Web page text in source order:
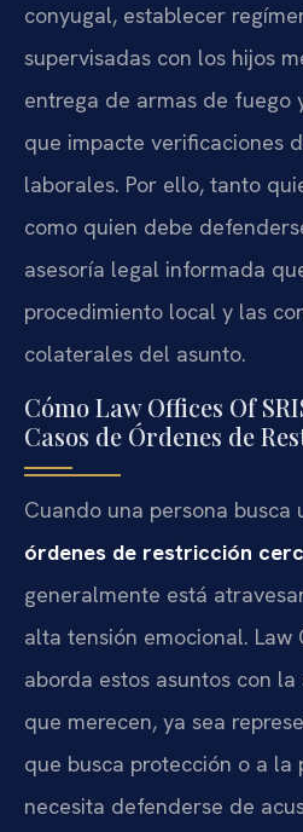
conyugal, establecer
supervisadas con los hijos
entrega de armas de fuego
que impacte verificaciones
laborales. Por ello, tanto
como quien debe
asesoría legal informada
procedimiento local y las
colaterales del asunto.
Cómo Law Offices Of
Casos de Órdenes de
Cuando una persona busca
órdenes de restricción
generalmente está
alta tensión emocional. Law
aborda estos asuntos con
que merecen, ya sea
que busca protección o a la
necesita defenderse de